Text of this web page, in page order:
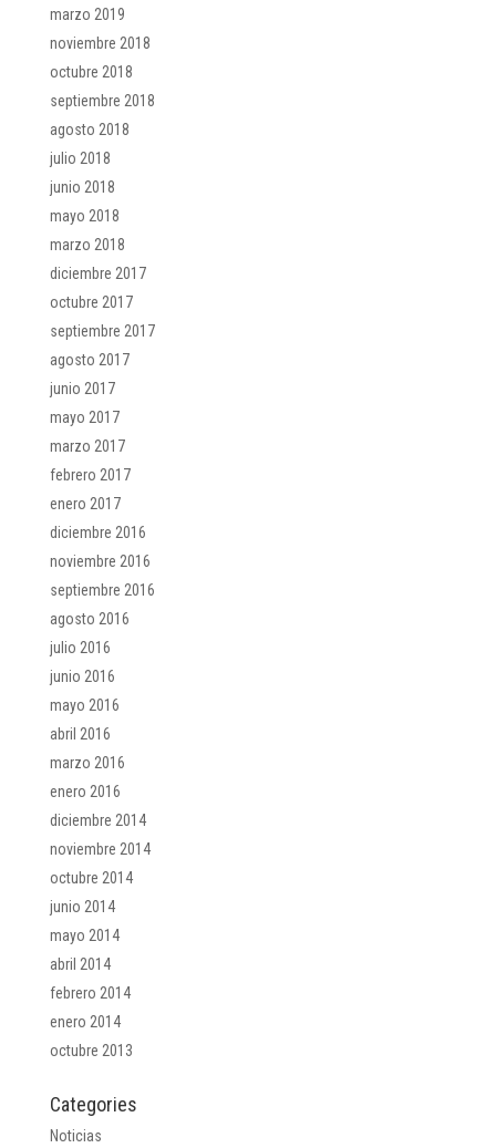
marzo 2019
noviembre 2018
octubre 2018
septiembre 2018
agosto 2018
julio 2018
junio 2018
mayo 2018
marzo 2018
diciembre 2017
octubre 2017
septiembre 2017
agosto 2017
junio 2017
mayo 2017
marzo 2017
febrero 2017
enero 2017
diciembre 2016
noviembre 2016
septiembre 2016
agosto 2016
julio 2016
junio 2016
mayo 2016
abril 2016
marzo 2016
enero 2016
diciembre 2014
noviembre 2014
octubre 2014
junio 2014
mayo 2014
abril 2014
febrero 2014
enero 2014
octubre 2013
Categories
Noticias